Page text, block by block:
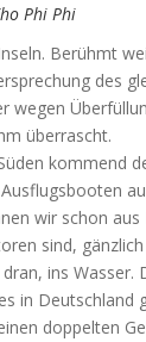
Phi Phi
Berühmt
des
wegen
überrascht.
kommend
wir schon
sind,
ins Wasser.
in Deutschland
doppelten